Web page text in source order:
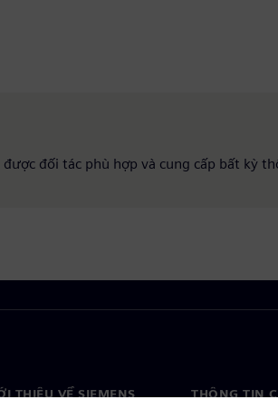
đối tác phù hợp và cung cấp bất kỳ
THIỆU VỀ SIEMENS THÔNG TIN